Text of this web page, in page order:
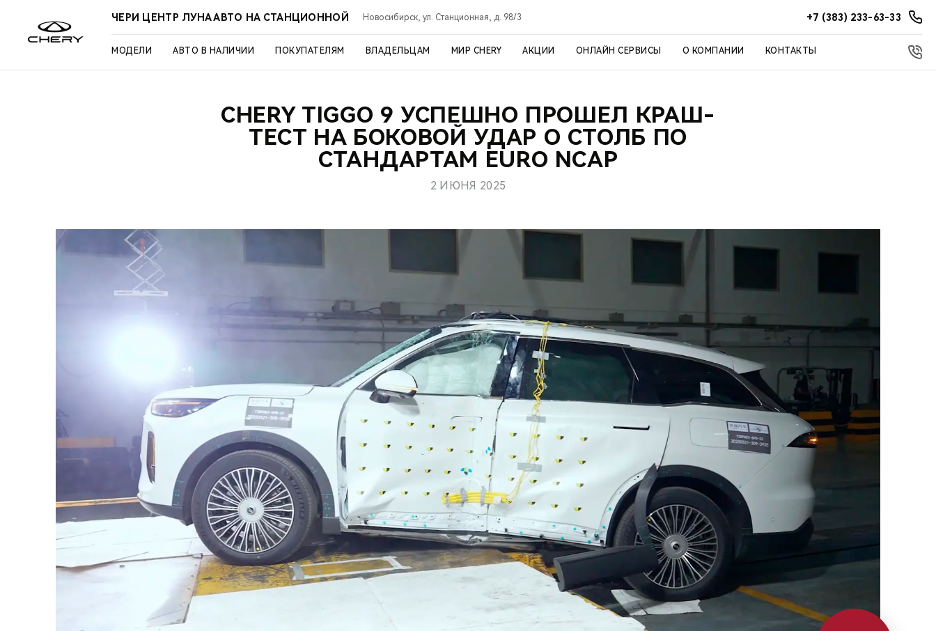
ЧЕРИ ЦЕНТР ЛУНА АВТО НА СТАНЦИОННОЙ Новосибирск, ул. Станционная, д. 98/3 +7 (383) 233-63-33
МОДЕЛИ АВТО В НАЛИЧИИ ПОКУПАТЕЛЯМ ВЛАДЕЛЬЦАМ МИР CHERY АКЦИИ ОНЛАЙН СЕРВИСЫ О КОМПАНИИ КОНТАКТЫ
CHERY TIGGO 9 УСПЕШНО ПРОШЕЛ КРАШ-
ТЕСТ НА БОКОВОЙ УДАР О СТОЛБ ПО
СТАНДАРТАМ EURO NCAP
2 ИЮНЯ 2025